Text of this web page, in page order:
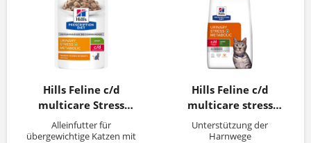
Hills Feline c/d
multicare Stress
Metabolic Huhn
12x85g
Alleinfutter für
übergewichtige Katzen mit
Hills Feline c/d
multicare stress
Metabolic Huhn 3kg
Unterstützung der
Harnwege